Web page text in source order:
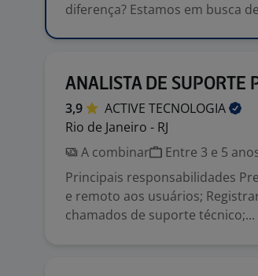
diferença? Estamos em busca
ANALISTA DE SUPORTE
3,9 ACTIVE TECNOLOGIA
Rio de Janeiro - RJ
A combinar
Entre 3 e 5
Principais responsabilidades
e remoto aos usuários;
chamados de suporte técnico;...